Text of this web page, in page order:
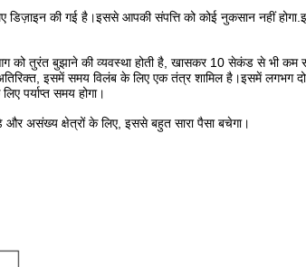
की गई है।इससे आपकी संपत्ति को कोई नुकसान नहीं
को तुरंत बुझाने की व्यवस्था होती है, खासकर 10 सेकंड से भी कम
इसमें समय विलंब के लिए एक तंत्र शामिल है।इसमें लगभग
पर्याप्त समय होगा।
असंख्य क्षेत्रों के लिए, इससे बहुत सारा पैसा बचेगा।